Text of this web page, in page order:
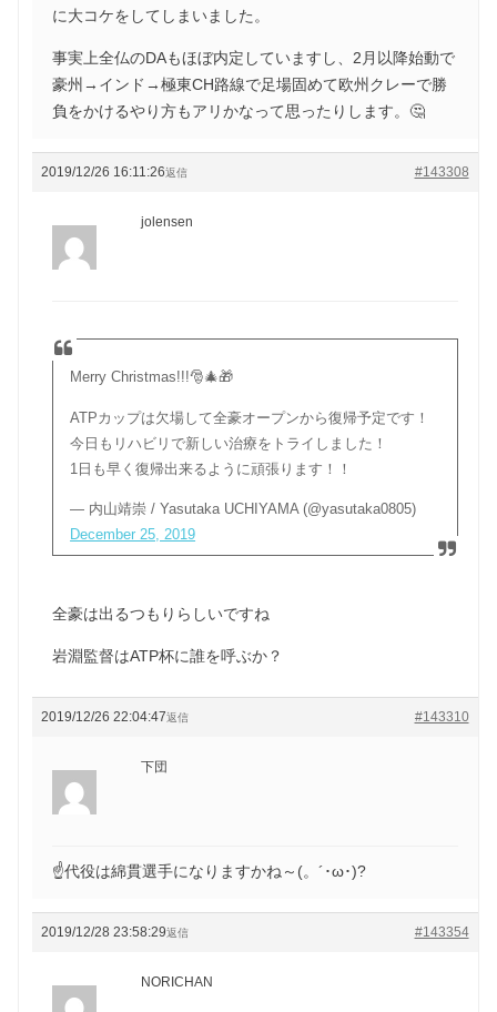
に大コケをしてしまいました。
事実上全仏のDAもほぼ内定していますし、2月以降始動で
豪州→インド→極東CH路線で足場固めて欧州クレーで勝
負をかけるやり方もアリかなって思ったりします。🤔
2019/12/26 16:11:26 #143308
返信
jolensen
Merry Christmas!!!🎅🎄🎁
ATPカップは欠場して全豪オープンから復帰予定です！
今日もリハビリで新しい治療をトライしました！
1日も早く復帰出来るように頑張ります！！
— 内山靖崇 / Yasutaka UCHIYAMA (@yasutaka0805)
December 25, 2019
全豪は出るつもりらしいですね
岩淵監督はATP杯に誰を呼ぶか？
2019/12/26 22:04:47 #143310
返信
下団
☝代役は綿貫選手になりますかね～(。´･ω･)?
2019/12/28 23:58:29 #143354
返信
NORICHAN